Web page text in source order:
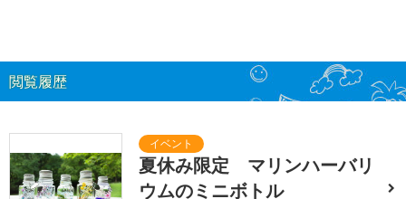
閲覧履歴
夏休み限定 マリンハーバリ
ウムのミニボトル